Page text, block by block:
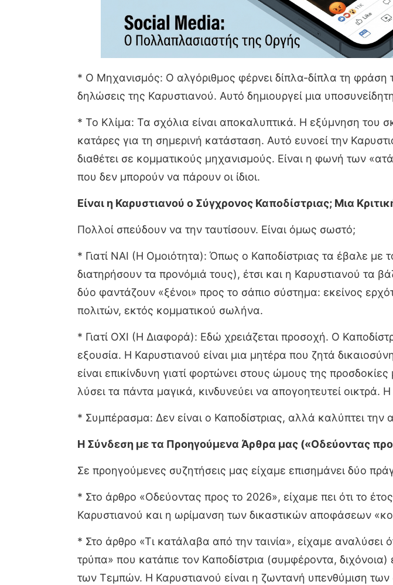
* Ο Μηχανισμός: Ο αλγόριθμος φέρνει δίπλα-δίπλα τη φράση
δηλώσεις της Καρυστιανού. Αυτό δημιουργεί μια
* Το Κλίμα: Τα σχόλια είναι αποκαλυπτικά. Η εξύμνηση του
κατάρες για τη σημερινή κατάσταση. Αυτό ευνοεί την
διαθέτει σε κομματικούς μηχανισμούς. Είναι η φωνή των
που δεν μπορούν να πάρουν οι ίδιοι.
Είναι η Καρυστιανού ο Σύγχρονος Καποδίστριας; Μια
Πολλοί σπεύδουν να την ταυτίσουν. Είναι όμως σωστό;
* Γιατί ΝΑΙ (Η Ομοιότητα): Όπως ο Καποδίστριας τα έβαλε
διατηρήσουν τα προνόμιά τους), έτσι και η Καρυστιανού τα
δύο φαντάζουν «ξένοι» προς το σάπιο σύστημα: εκείνος
πολιτών, εκτός κομματικού σωλήνα.
* Γιατί ΟΧΙ (Η Διαφορά): Εδώ χρειάζεται προσοχή. Ο
εξουσία. Η Καρυστιανού είναι μια μητέρα που ζητά
είναι επικίνδυνη γιατί φορτώνει στους ώμους της
λύσει τα πάντα μαγικά, κινδυνεύει να απογοητευτεί οικτρά.
* Συμπέρασμα: Δεν είναι ο Καποδίστριας, αλλά καλύπτει την
Η Σύνδεση με τα Προηγούμενα Άρθρα μας («Οδεύοντας
Σε προηγούμενες συζητήσεις μας είχαμε επισημάνει δύο
* Στο άρθρο «Οδεύοντας προς το 2026», είχαμε πει ότι το
Καρυστιανού και η ωρίμανση των δικαστικών αποφάσεων
* Στο άρθρο «Τι κατάλαβα από την ταινία», είχαμε
τρύπα» που κατάπιε τον Καποδίστρια (συμφέροντα, διχόνοια)
των Τεμπών. Η Καρυστιανού είναι η ζωντανή υπενθύμιση